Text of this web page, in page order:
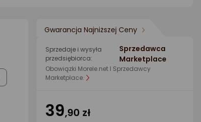
Gwarancja Najniższej Ceny
Sprzedaje i wysyła
przedsiębiorca:
Sprzedawca
Marketplace
Obowiązki Morele.net I Sprzedawcy
Marketplace.
39,90 zł